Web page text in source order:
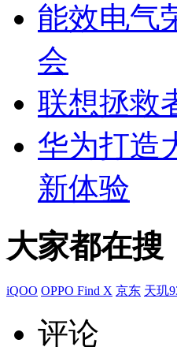
能效电气
会
联想拯救
华为打造
新体验
大家都在搜
iQOO OPPO Find X 京东 天玑
评论